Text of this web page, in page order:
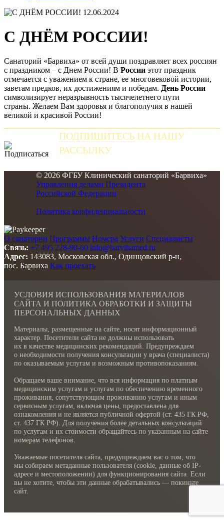
12.06.2024
С ДНЁМ РОССИИ!
Санаторий «Барвиха» от всей души поздравляет всех россиян
с праздником – с Днем России! В России этот праздник
отмечается с уважением к стране, ее многовековой истории,
заветам предков, их достижениям и победам. День России
символизирует неразрывность тысячелетнего пути
страны. Желаем Вам здоровья и благополучия в нашей
великой и красивой России!
ПОДПИШИТЕСЬ НА НАШУ
РАССЫЛКУ
© 2026 ФГБУ Клинический санаторий «Барвиха»
Управления делами Президента
Российской Федерации
Политика конфиденциальности
О санатории Программы Номера Услуги Специалисты
Связь: +7 495 228-90-60 info@barvihamed.ru
Адрес: 143083, Московская обл., Одинцовский р-н,
пос. Барвиха Как проехать
УСЛОВИЯ ИСПОЛЬЗОВАНИЯ МАТЕРИАЛОВ
САЙТА И ПОЛИТИКА ОБРАБОТКИ И ЗАЩИТЫ
ПЕРСОНАЛЬНЫХ ДАННЫХ
Материалы, размещенные на сайте, носят информационный
характер. Посетители сайта не должны использовать
их в качестве медицинских рекомендаций. Предупреждаем
о необходимости получения консультации у врача (специалиста)
по оказываемым услугам и возможным противопоказаниям.
Обращаем ваше внимание, что вся информация по платным
медицинским услугам и услугам по обеспечению временного
проживания, сопутствующим проживанию услугам и иным
сервисным услугам, включая цены, предоставлена для
ознакомления и не является публичной офертой (ст. 435 ГК РФ,
cт. 437 ГК РФ). Для получения более детальных консультаций
по услугам и их стоимости обращайтесь по указанным на сайте
номерам телефонов.
Уважаемые посетителя сайта, предупреждаем вас о том, что
мы собираем метаданные пользователя (cookie, данные об IP-
адресе и местоположении) для функционирования сайта. Если
вы не хотите, чтобы эти данные обрабатывались — покиньте
сайт.